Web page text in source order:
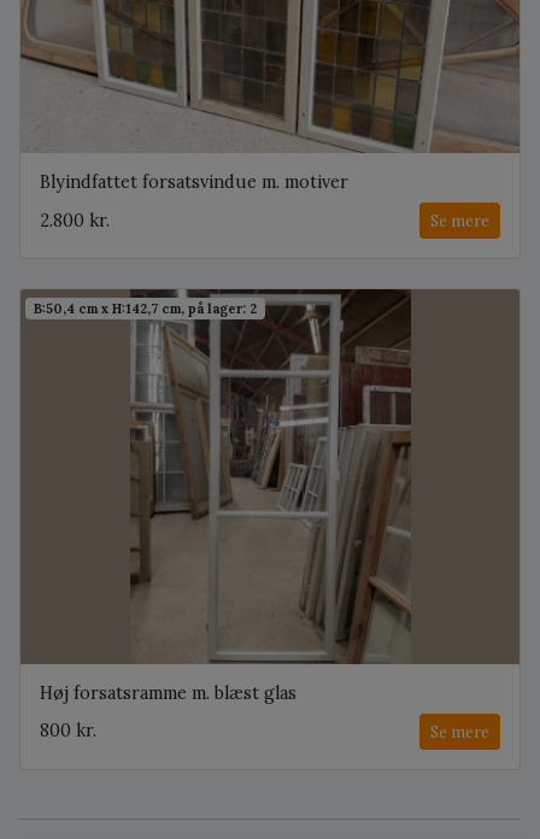
Blyindfattet forsatsvindue m. motiver
2.800 kr.
Se mere
B:50,4 cm x H:142,7 cm, på lager: 2
Høj forsatsramme m. blæst glas
800 kr.
Se mere